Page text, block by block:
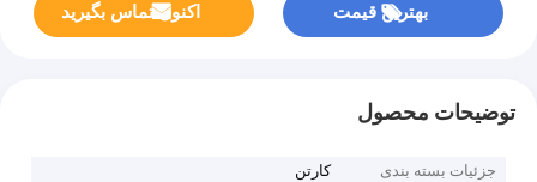
بهترین قیمت اکنون تماس بگیرید
توضیحات محصول
جزئیات بسته بندی
کارتن